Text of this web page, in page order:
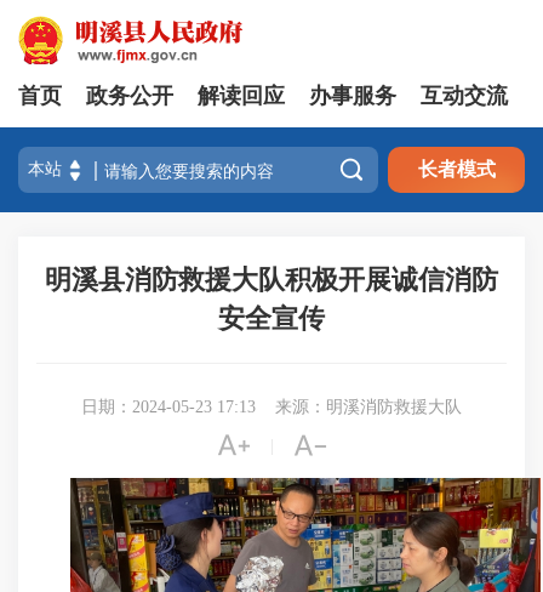
首页 政务公开 解读回应 办事服务 互动交流
 长者模式
明溪县消防救援大队积极开展诚信消防
安全宣传
日期：2024-05-23 17:13 来源：明溪消防救援大队
 